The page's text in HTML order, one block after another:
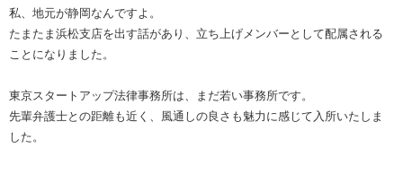
私、地元が静岡なんですよ。
たまたま浜松支店を出す話があり、立ち上げメンバーとして配属される
ことになりました。
東京スタートアップ法律事務所は、まだ若い事務所です。
先輩弁護士との距離も近く、風通しの良さも魅力に感じて入所いたしま
した。